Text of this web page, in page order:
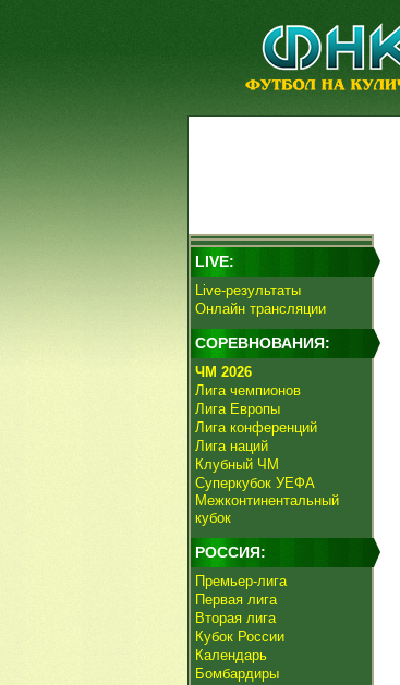
LIVE:
Live-результаты
Онлайн трансляции
СОРЕВНОВАНИЯ:
ЧМ 2026
Лига чемпионов
Лига Европы
Лига конференций
Лига наций
Клубный ЧМ
Суперкубок УЕФА
Межконтинентальный
кубок
РОССИЯ:
Премьер-лига
Первая лига
Вторая лига
Кубок России
Календарь
Бомбардиры